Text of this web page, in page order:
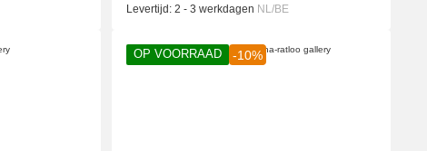
Levertijd: 2 - 3 werkdagen NL/BE
OP VOORRAAD -10%